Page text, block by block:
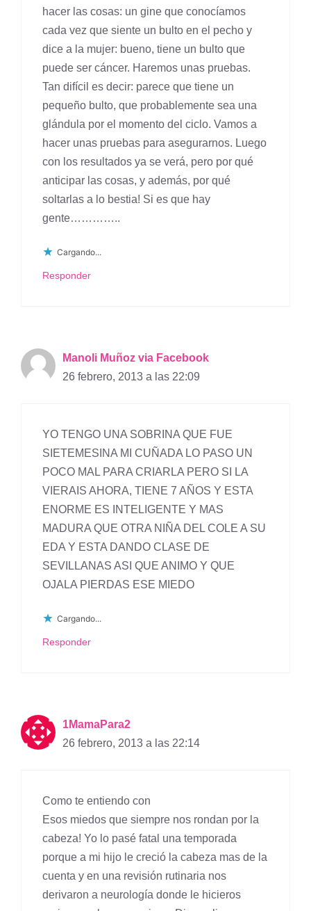
hacer las cosas: un gine que conocíamos
cada vez que siente un bulto en el pecho y
dice a la mujer: bueno, tiene un bulto que
puede ser cáncer. Haremos unas pruebas.
Tan difícil es decir: parece que tiene un
pequeño bulto, que probablemente sea una
glándula por el momento del ciclo. Vamos a
hacer unas pruebas para asegurarnos. Luego
con los resultados ya se verá, pero por qué
anticipar las cosas, y además, por qué
soltarlas a lo bestia! Si es que hay
gente…………..
Cargando...
Responder
Manoli Muñoz via Facebook
26 febrero, 2013 a las 22:09
YO TENGO UNA SOBRINA QUE FUE
SIETEMESINA MI CUÑADA LO PASO UN
POCO MAL PARA CRIARLA PERO SI LA
VIERAIS AHORA, TIENE 7 AÑOS Y ESTA
ENORME ES INTELIGENTE Y MAS
MADURA QUE OTRA NIÑA DEL COLE A SU
EDA Y ESTA DANDO CLASE DE
SEVILLANAS ASI QUE ANIMO Y QUE
OJALA PIERDAS ESE MIEDO
Cargando...
Responder
1MamaPara2
26 febrero, 2013 a las 22:14
Como te entiendo con
Esos miedos que siempre nos rondan por la
cabeza! Yo lo pasé fatal una temporada
porque a mi hijo le creció la cabeza mas de la
cuenta y en una revisión rutinaria nos
derivaron a neurología donde le hicieros